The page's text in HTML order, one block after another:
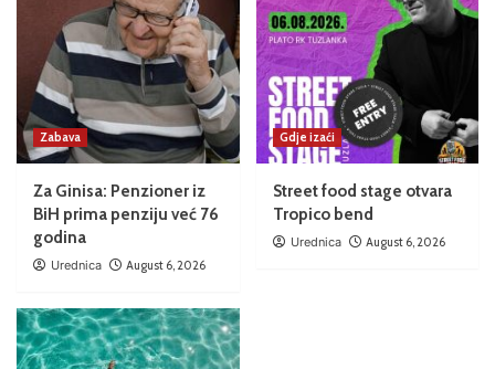
Zabava
Za Ginisa: Penzioner iz
BiH prima penziju već 76
godina
Urednica August 6, 2026
Gdje izaći
Street food stage otvara
Tropico bend
Urednica August 6, 2026